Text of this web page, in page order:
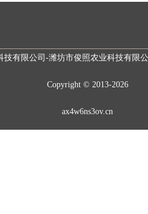
技有限公司-潍坊市俊照农业科技有限公
Copyright © 2013-2026
ax4w6ns3ov.cn